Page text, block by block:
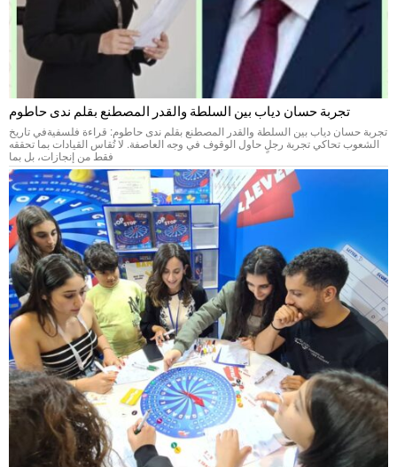
تجربة حسان دياب بين السلطة والقدر المصطنع بقلم ندى حاطوم
تجربة حسان دياب بين السلطة والقدر المصطنع بقلم ندى حاطوم: قراءة فلسفيةفي تاريخ
الشعوب تحاكي تجربة رجلٍ حاول الوقوف في وجه العاصفة. لا تُقاس القيادات بما تحققه
فقط من إنجازات، بل بما